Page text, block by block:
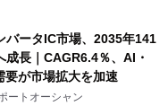
バータIC市場、2035年141
成長｜CAGR6.4％、AI・
要が市場拡大を加速
ートオーシャン